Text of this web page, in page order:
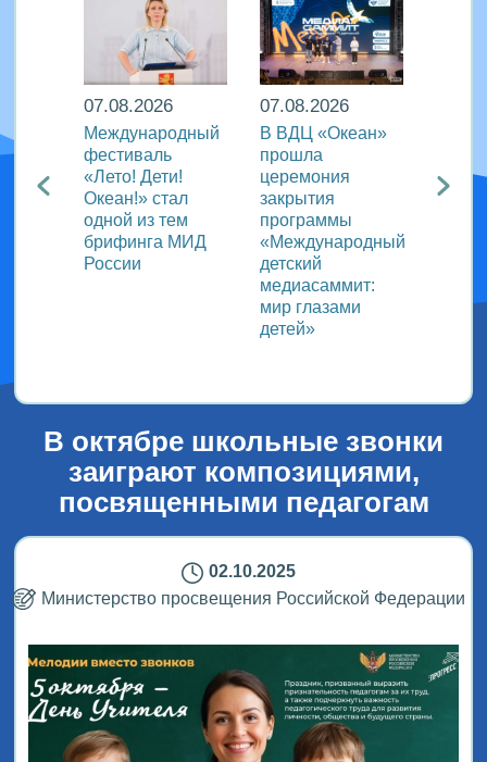
07.08.2026
Международный
фестиваль
«Лето! Дети!
Океан!» стал
одной из тем
брифинга МИД
России
07.08.2026
В ВДЦ «Океан»
прошла
церемония
закрытия
программы
«Международный
детский
медиасаммит:
мир глазами
детей»
VIII
В октябре школьные звонки
заиграют композициями,
посвященными педагогам
02.10.2025
Министерство просвещения Российской Федерации